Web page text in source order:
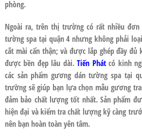
phòng.
Ngoài ra, trên thị trường có rất nhiều
tường spa tại quận 4nhưng không phải
cắt mài cẩn thận; và được lắp ghép đầy
được bền đẹp lâu dài.Tiến Phátcó kinh
các sản phẩmgương dán tường spa tại
trường sẽ giúp bạn lựa chọn mẫu gương
đảm bảo chất lượng tốt nhất. Sản phẩm
hiện đại và kiểm tra chất lượng kỹ càng
nên bạn hoàn toàn yên tâm.